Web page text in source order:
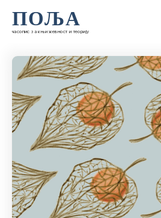
ПОЉА
часопис за књижевност и теорију